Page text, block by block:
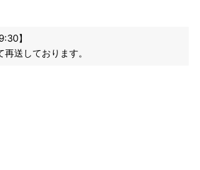
】
送しております。